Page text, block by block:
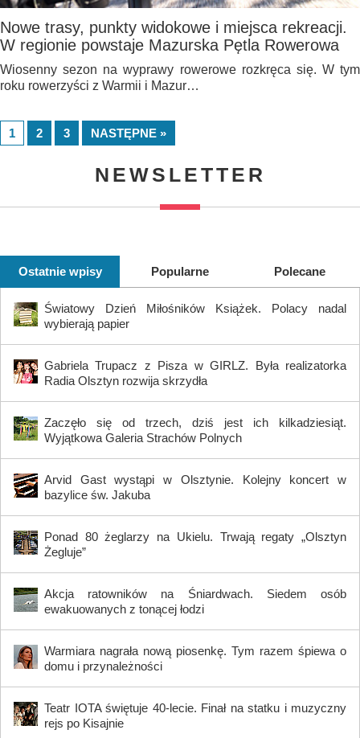
Nowe trasy, punkty widokowe i miejsca rekreacji.
W regionie powstaje Mazurska Pętla Rowerowa
Wiosenny sezon na wyprawy rowerowe rozkręca się. W tym
roku rowerzyści z Warmii i Mazur…
1 2 3 NASTĘPNE »
NEWSLETTER
Ostatnie wpisy Popularne Polecane
Światowy Dzień Miłośników Książek. Polacy nadal
wybierają papier
Gabriela Trupacz z Pisza w GIRLZ. Była realizatorka
Radia Olsztyn rozwija skrzydła
Zaczęło się od trzech, dziś jest ich kilkadziesiąt.
Wyjątkowa Galeria Strachów Polnych
Arvid Gast wystąpi w Olsztynie. Kolejny koncert w
bazylice św. Jakuba
Ponad 80 żeglarzy na Ukielu. Trwają regaty „Olsztyn
Żegluje”
Akcja ratowników na Śniardwach. Siedem osób
ewakuowanych z tonącej łodzi
Warmiara nagrała nową piosenkę. Tym razem śpiewa o
domu i przynależności
Teatr IOTA świętuje 40-lecie. Finał na statku i muzyczny
rejs po Kisajnie